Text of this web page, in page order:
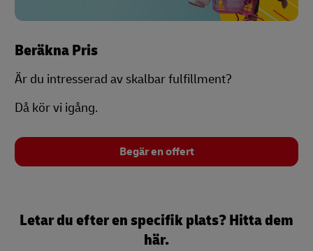
Beräkna Pris
Är du intresserad av skalbar fulfillment?
Då kör vi igång.
Begär en offert
Letar du efter en specifik plats? Hitta dem
här.